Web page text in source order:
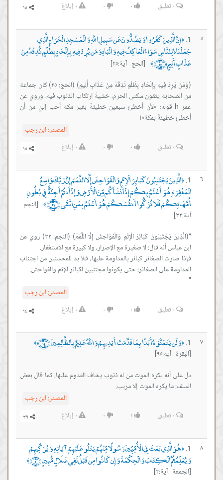
٠تعليق ٠ ٠ ٠ إبلاغ
٥ ﴿إِنَّ الَّذِينَ كَفَرُوا وَيَصُدُّونَ عَن سَبِيلِ اللَّهِ وَالْمَسْجِدِ الْحَرَامِ الَّذِي
جَعَلْنَاهُ لِلنَّاسِ سَوَاءً الْعَاكِفُ فِيهِ وَالْبَادِ وَمَن يُرِدْ فِيهِ بِإِلْحَادٍ بِظُلْمٍ نُّذِقْهُ مِنْ
عَذَابٍ أَلِيمٍ ﴿٢٥﴾ ﴾
[الحج آية:٢٥]
(وَمَنْ يُرِدْ فِيهِ بِإِلْحَادٍ بِظُلْمٍ نُذِقْهُ مِنْ عَذَابٍ أَلِيمٍ) (الحج: ٢٥) كان جماعة
من الصحابة يتقون سكنى الحرم، خشيةَ ارتكاب الذنوب فيه، وروي عن
عمر h قوله: «لأن أخطئ سبعين خطيئةً بغير مكة أحب إليَّ من أن
أخطئ خطيئةً بمكة»!
المصدر:ابن رجب
٠تعليق ٠ ٠ ٠ إبلاغ
٦ ﴿الَّذِينَ يَجْتَنِبُونَ كَبَائِرَ الْإِثْمِ وَالْفَوَاحِشَ إِلَّا اللَّمَمَ إِنَّ رَبَّكَ وَاسِعُ
الْمَغْفِرَةِ هُوَ أَعْلَمُ بِكُمْ إِذْ أَنشَأَكُم مِّنَ الْأَرْضِ وَإِذْ أَنتُمْ أَجِنَّةٌ فِي بُطُونِ
أُمَّهَاتِكُمْ فَلَا تُزَكُّوا أَنفُسَكُمْ هُوَ أَعْلَمُ بِمَنِ اتَّقَى ﴿٣٢﴾ ﴾
[النجم
آية:٣٢]
"(الَّذِينَ يَجْتَنِبُونَ كَبَائِرَ الْإِثْمِ وَالْفَوَاحِشَ إِلَّا اللَّمَمَ) (النجم: ٣٢) روي عن
فإذا صارت الصغائر كبائر بالمداومة عليها، فلا بد للمحسنين من اجتناب
"
المصدر:ابن رجب
٠تعليق ٠ ٠ ٠ إبلاغ
٧ ﴿وَلَن يَتَمَنَّوْهُ أَبَدًا بِمَا قَدَّمَتْ أَيْدِيهِمْ وَاللَّهُ عَلِيمٌ بِالظَّالِمِينَ ﴿٩٥﴾ ﴾
[البقرة آية:٩٥]
دل على أنه يكره الموت من له ذنوب يخاف القدوم عليها، كما قال بعض
السلف: ما يكره الموت إلا مريب.
المصدر:ابن رجب
٠تعليق ١ ٠ ٠ إبلاغ
٨ ﴿هُوَ الَّذِي بَعَثَ فِي الْأُمِّيِّينَ رَسُولًا مِّنْهُمْ يَتْلُو عَلَيْهِمْ آيَاتِهِ وَيُزَكِّيهِمْ
وَيُعَلِّمُهُمُ الْكِتَابَ وَالْحِكْمَةَ وَإِن كَانُوا مِن قَبْلُ لَفِي ضَلَالٍ مُّبِينٍ ﴿٢﴾ ﴾
[الجمعة آية:٢]